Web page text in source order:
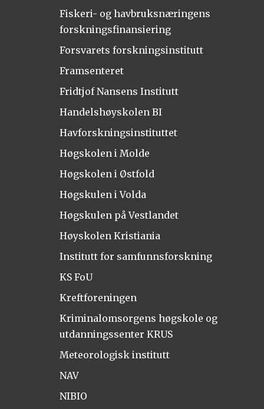
Fiskeri- og havbruksnæringens
forskningsfinansiering
Forsvarets forskningsinstitutt
Framsenteret
Fridtjof Nansens Institutt
Handelshøyskolen BI
Havforskningsinstituttet
Høgskolen i Molde
Høgskolen i Østfold
Høgskulen i Volda
Høgskulen på Vestlandet
Høyskolen Kristiania
Institutt for samfunnsforskning
KS FoU
Kreftforeningen
Kriminalomsorgens høgskole og
utdanningssenter KRUS
Meteorologisk institutt
NAV
NIBIO